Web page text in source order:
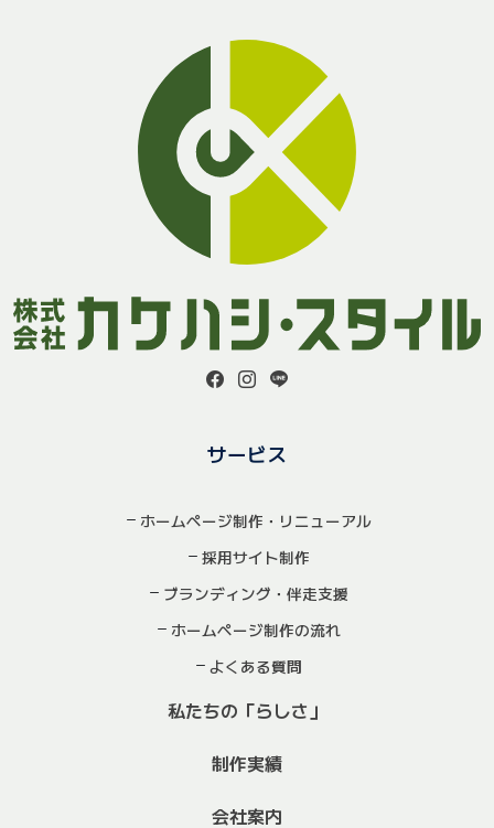
サービス
ホームページ制作・リニューアル
採用サイト制作
ブランディング・伴走支援
ホームページ制作の流れ
よくある質問
私たちの「らしさ」
制作実績
会社案内